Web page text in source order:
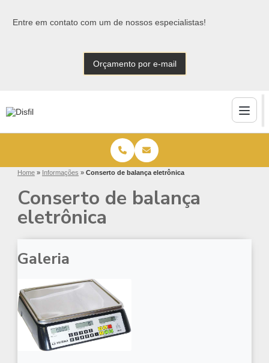
Entre em contato com um de nossos especialistas!
Orçamento por e-mail
Home » Informações » Conserto de balança eletrônica
Conserto de balança
eletrônica
Galeria